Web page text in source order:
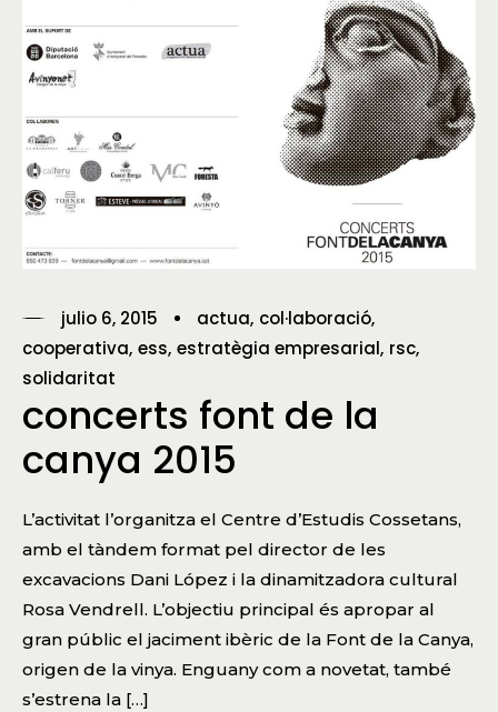
julio 6, 2015 actua col·laboració
cooperativa ess estratègia empresarial rsc
solidaritat
concerts font de la
canya 2015
L’activitat l’organitza el Centre d’Estudis Cossetans,
amb el tàndem format pel director de les
excavacions Dani López i la dinamitzadora cultural
Rosa Vendrell. L’objectiu principal és apropar al
gran públic el jaciment ibèric de la Font de la Canya,
origen de la vinya. Enguany com a novetat, també
s’estrena la […]